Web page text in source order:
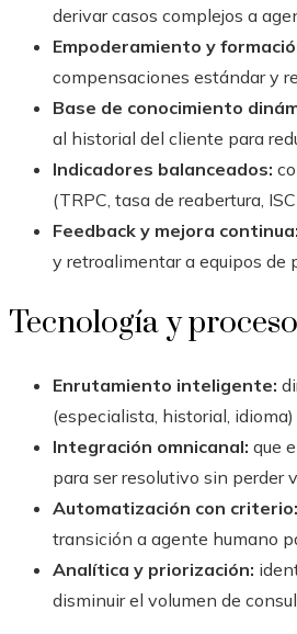
derivar casos complejos a
Empoderamiento y
compensaciones estándar y
Base de conocimiento
al historial del cliente para
Indicadores balanceados:
(TRPC, tasa de reabertura,
Feedback y mejora continua:
y retroalimentar a equipos de
Tecnología y
Enrutamiento inteligente:
(especialista, historial,
Integración omnicanal: que
para ser resolutivo sin perder
Automatización con criterio:
transición a agente humano
Analítica y priorización:
disminuir el volumen de